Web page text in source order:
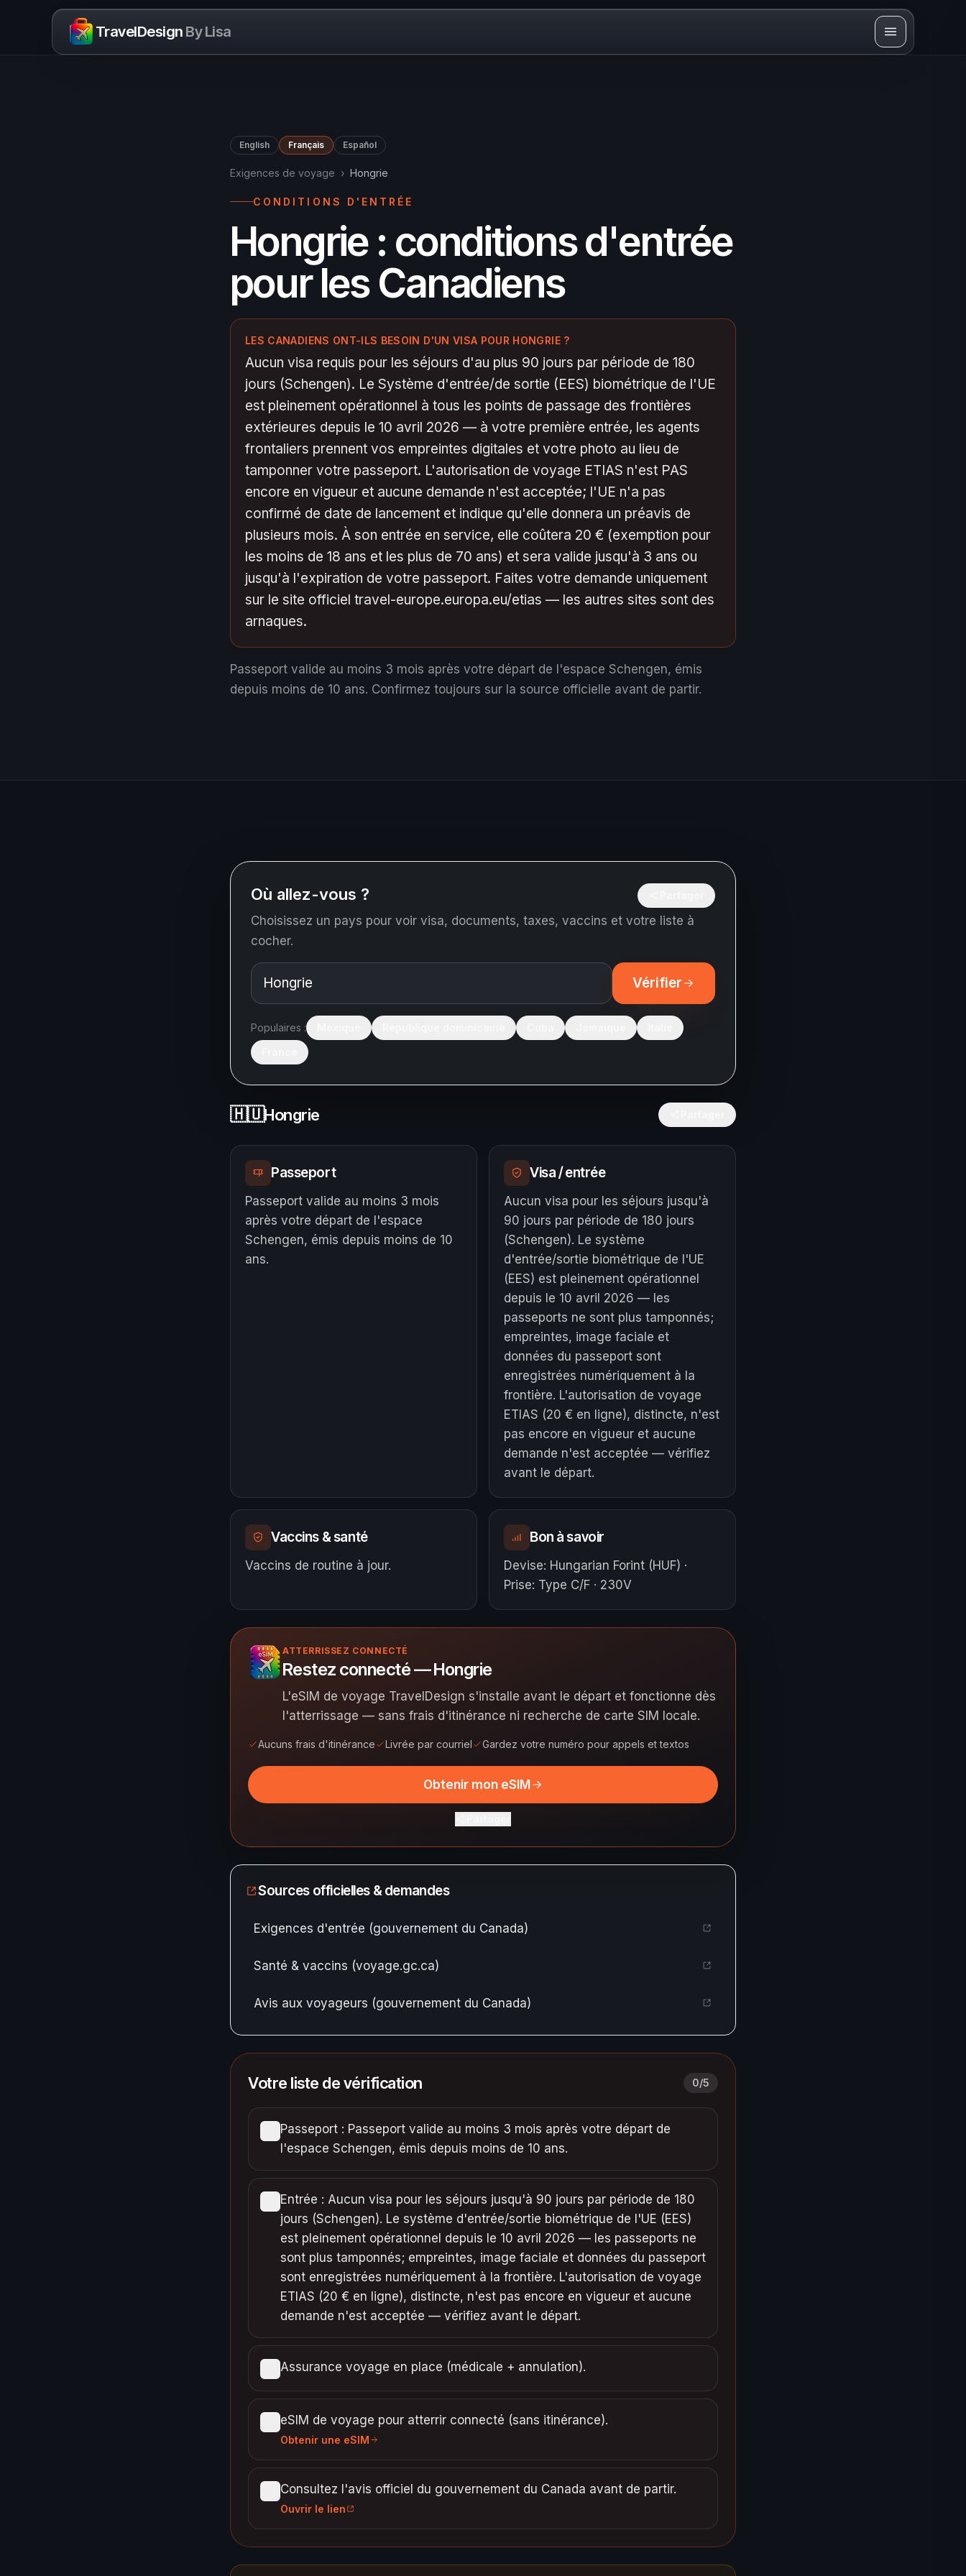
Skip to content
TravelDesign By Lisa
English Français Español
Exigences de voyage › Hongrie
CONDITIONS D'ENTRÉE
Hongrie : conditions d'entrée
pour les Canadiens
LES CANADIENS ONT-ILS BESOIN D'UN VISA POUR HONGRIE ?
Aucun visa requis pour les séjours d'au plus 90 jours par période de 180
jours (Schengen). Le Système d'entrée/de sortie (EES) biométrique de l'UE
est pleinement opérationnel à tous les points de passage des frontières
extérieures depuis le 10 avril 2026 — à votre première entrée, les agents
frontaliers prennent vos empreintes digitales et votre photo au lieu de
tamponner votre passeport. L'autorisation de voyage ETIAS n'est PAS
encore en vigueur et aucune demande n'est acceptée; l'UE n'a pas
confirmé de date de lancement et indique qu'elle donnera un préavis de
plusieurs mois. À son entrée en service, elle coûtera 20 € (exemption pour
les moins de 18 ans et les plus de 70 ans) et sera valide jusqu'à 3 ans ou
jusqu'à l'expiration de votre passeport. Faites votre demande uniquement
sur le site officiel travel-europe.europa.eu/etias — les autres sites sont des
arnaques.
Passeport valide au moins 3 mois après votre départ de l'espace Schengen, émis
depuis moins de 10 ans. Confirmez toujours sur la source officielle avant de partir.
Où allez-vous ?
Choisissez un pays pour voir visa, documents, taxes, vaccins et votre liste à
cocher.
Vérifier
Populaires :
🇭🇺Hongrie
Passeport
Passeport valide au moins 3 mois
après votre départ de l'espace
Schengen, émis depuis moins de 10
ans.
Visa / entrée
Aucun visa pour les séjours jusqu'à
90 jours par période de 180 jours
(Schengen). Le système
d'entrée/sortie biométrique de l'UE
(EES) est pleinement opérationnel
depuis le 10 avril 2026 — les
passeports ne sont plus tamponnés;
empreintes, image faciale et
données du passeport sont
enregistrées numériquement à la
frontière. L'autorisation de voyage
ETIAS (20 € en ligne), distincte, n'est
pas encore en vigueur et aucune
demande n'est acceptée — vérifiez
avant le départ.
Vaccins & santé
Vaccins de routine à jour.
Bon à savoir
Devise: Hungarian Forint (HUF) ·
Prise: Type C/F · 230V
ATTERRISSEZ CONNECTÉ
Restez connecté — Hongrie
L'eSIM de voyage TravelDesign s'installe avant le départ et fonctionne dès
l'atterrissage — sans frais d'itinérance ni recherche de carte SIM locale.
Aucuns frais d'itinérance Livrée par courriel Gardez votre numéro pour appels et textos
Obtenir mon eSIM
Sources officielles & demandes
Exigences d'entrée (gouvernement du Canada)
Santé & vaccins (voyage.gc.ca)
Avis aux voyageurs (gouvernement du Canada)
Votre liste de vérification 0/5
Passeport : Passeport valide au moins 3 mois après votre départ de
l'espace Schengen, émis depuis moins de 10 ans.
Entrée : Aucun visa pour les séjours jusqu'à 90 jours par période de 180
jours (Schengen). Le système d'entrée/sortie biométrique de l'UE (EES)
est pleinement opérationnel depuis le 10 avril 2026 — les passeports ne
sont plus tamponnés; empreintes, image faciale et données du passeport
sont enregistrées numériquement à la frontière. L'autorisation de voyage
ETIAS (20 € en ligne), distincte, n'est pas encore en vigueur et aucune
demande n'est acceptée — vérifiez avant le départ.
Assurance voyage en place (médicale + annulation).
eSIM de voyage pour atterrir connecté (sans itinérance).
Obtenir une eSIM
Consultez l'avis officiel du gouvernement du Canada avant de partir.
Ouvrir le lien